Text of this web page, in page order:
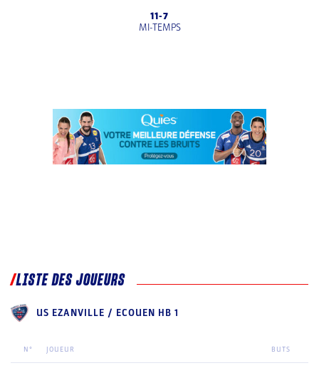
11-7
MI-TEMPS
LISTE DES JOUEURS
US EZANVILLE / ECOUEN HB 1
N° JOUEUR BUTS